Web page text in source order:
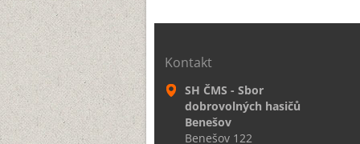
Kontakt
SH ČMS - Sbor
dobrovolných hasičů
Benešov
Benešov 122